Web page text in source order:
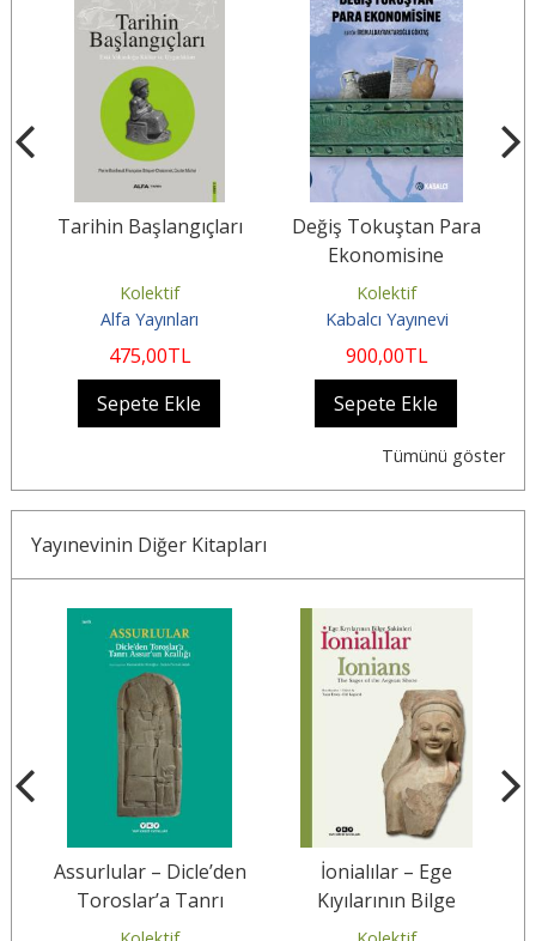
Tarihin Başlangıçları
Kolektif
Alfa Yayınları
475,00TL
Sepete Ekle
Değiş Tokuştan Para
Ekonomisine
Kolektif
Kabalcı Yayınevi
900,00TL
Sepete Ekle
Tümünü göster
Yayınevinin Diğer Kitapları
Assurlular – Dicle’den
Toroslar’a Tanrı
Assur’un Krallığı
İonialılar – Ege
Kıyılarının Bilge
Sakinleri